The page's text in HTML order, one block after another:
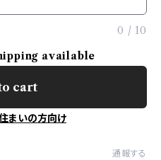
0 / 10
available
cart
まいの方向け
通報する